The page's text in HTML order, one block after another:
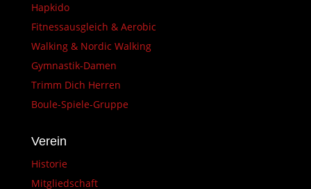
Hapkido
Fitnessausgleich & Aerobic
Walking & Nordic Walking
Gymnastik-Damen
Trimm Dich Herren
Boule-Spiele-Gruppe
Verein
Historie
Mitgliedschaft